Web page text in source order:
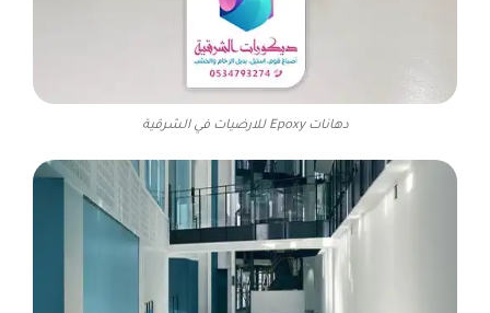
دهانات Epoxy للارضيات في الشرقية